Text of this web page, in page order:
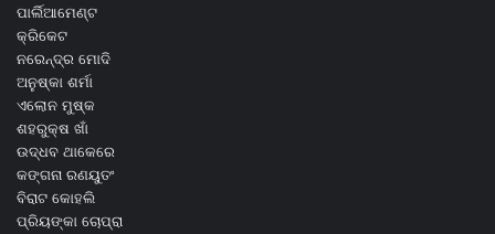
ପାର୍ଲିଆମେଣ୍ଟ
କ୍ରିକେଟ
ନରେନ୍ଦ୍ର ମୋଦି
ଅନୁଷ୍କା ଶର୍ମା
ଏଲୋନ ମୁଷ୍କ
ଶହରୁକ୍ଷ ଖାଁ
ଉଦ୍ଧବ ଥାକେରେ
କଙ୍ଗନା ରଣୟୁତଂ
ବିରାଟ କୋହଲି
ପ୍ରିୟଙ୍କା ଚୋପ୍ରା